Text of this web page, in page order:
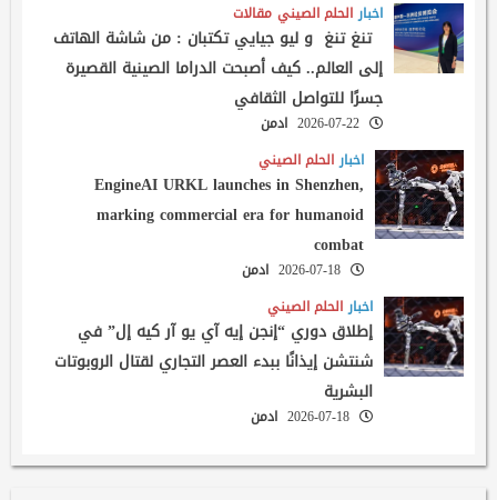
اخبار الحلم الصيني مقالات
تنغ تنغ و ليو جيايي تكتبان : من شاشة الهاتف
إلى العالم.. كيف أصبحت الدراما الصينية القصيرة
جسرًا للتواصل الثقافي
ادمن
اخبار الحلم الصيني
EngineAI URKL launches in Shenzhen,
marking commercial era for humanoid
combat
2026-07-18
ادمن
اخبار الحلم الصيني
إطلاق دوري “إنجن إيه آي يو آر كيه إل” في
شنتشن إيذانًا ببدء العصر التجاري لقتال الروبوتات
البشرية
ادمن